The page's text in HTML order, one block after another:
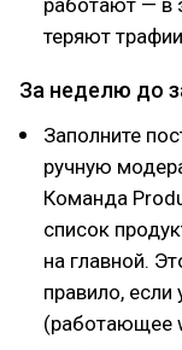
работают — в
теряют
За неделю до
Заполните
ручную
Команда
список
на главной.
правило, если
(работающее